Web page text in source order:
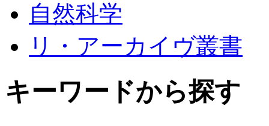
自然科学
リ・アーカイヴ叢書
キーワードから探す